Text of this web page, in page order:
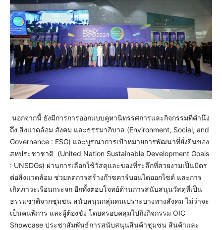
นอกจากนี้ ยังมีการการออกแบบคูหานิทรรศการและกิจกรรมที่คำนึง
ถึง สิ่งแวดล้อม สังคม และธรรมาภิบาล (Environment, Social, and
Governance : ESG) และบูรณาการเป้าหมายการพัฒนาที่ยั่งยืนของ
สหประชาชาติ (United Nation Sustainable Development Goals
: UNSDGs) ผ่านการเลือกใช้วัสดุและของที่ระลึกที่สวยงามเป็นมิตร
ต่อสิ่งแวดล้อม ช่วยลดการสร้างก๊าซคาร์บอนไดออกไซด์ และการ
เกิดภาวะเรือนกระจก อีกทั้งตอบโจทย์ด้านการสนับสนุนวัสดุที่เป็น
ธรรมชาติจากชุมชน สนับสนุนกลุ่มคนเปราะบางทางสังคม ไม่ว่าจะ
เป็นคนพิการ และผู้ต้องขัง โดยครอบคลุมไปถึงกิจกรรม OIC
Showcase ประชาสัมพันธ์การสนับสนุนสินค้าชุมชน สินค้าและ